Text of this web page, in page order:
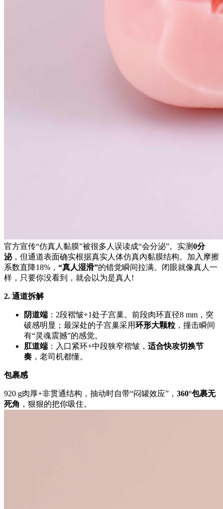
官方宣传“仿真人黏膜”被很多人误读成“会分泌”。实测0分
泌，但通道表面确实根据真实人体仿真內黏膜结构。加入摩擦
系数直降18%， “真人湿滑”的错觉瞬间拉满。闭眼就像真人一
样，只要你没看到，就会以为是真人!
2. 通道拆解
阴道端 ：2段褶皱+1处子宫巢。前段肉环直径8 mm，突
破感明显；最深处的子宫巢采用环形大颗粒 ，撞击瞬间
有“灵魂震撼”的感觉。
肛道端 ：入口紧环+中段狭窄褶皱， 适合快攻切换节
奏 ，老司机都懂。
包裹感
920 g肉厚+非贯通结构，抽动时自带“闷罐效应”， 360°包裹无
死角 ，狠狠的把你吸住。